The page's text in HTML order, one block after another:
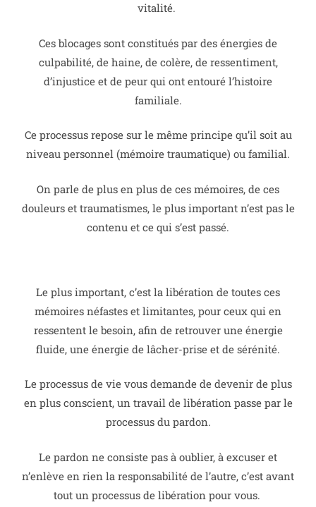
vitalité.
Ces blocages sont constitués par des énergies de
culpabilité, de haine, de colère, de ressentiment,
d’injustice et de peur qui ont entouré l’histoire
familiale.
Ce processus repose sur le même principe qu’il soit au
niveau personnel (mémoire traumatique) ou familial.
On parle de plus en plus de ces mémoires, de ces
douleurs et traumatismes, le plus important n’est pas le
contenu et ce qui s’est passé.
Le plus important, c’est la libération de toutes ces
mémoires néfastes et limitantes, pour ceux qui en
ressentent le besoin, afin de retrouver une énergie
fluide, une énergie de lâcher-prise et de sérénité.
Le processus de vie vous demande de devenir de plus
en plus conscient, un travail de libération passe par le
processus du pardon.
Le pardon ne consiste pas à oublier, à excuser et
n’enlève en rien la responsabilité de l’autre, c’est avant
tout un processus de libération pour vous.